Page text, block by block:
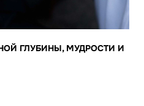
ГЛУБИНЫ, МУДРОСТИ И